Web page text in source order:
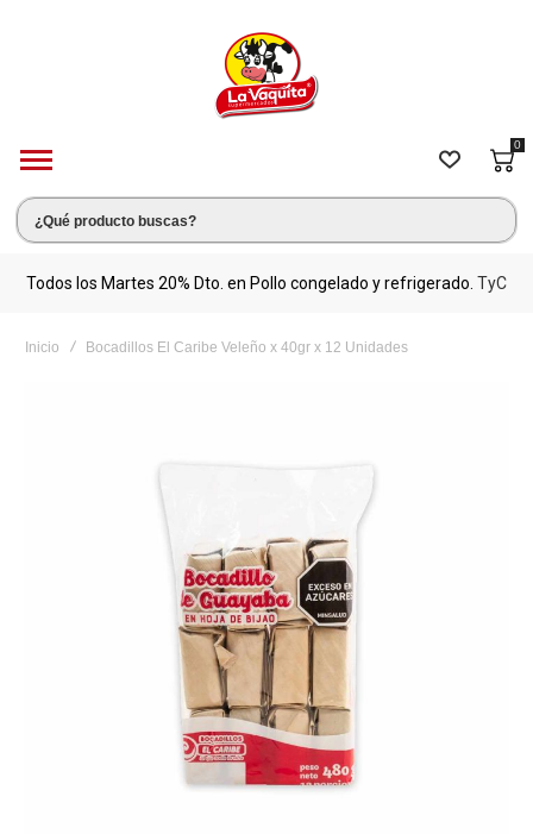
0
Todos los Martes 20% Dto. en Pollo congelado y refrigerado. TyC
Inicio Bocadillos El Caribe Veleño x 40gr x 12 Unidades